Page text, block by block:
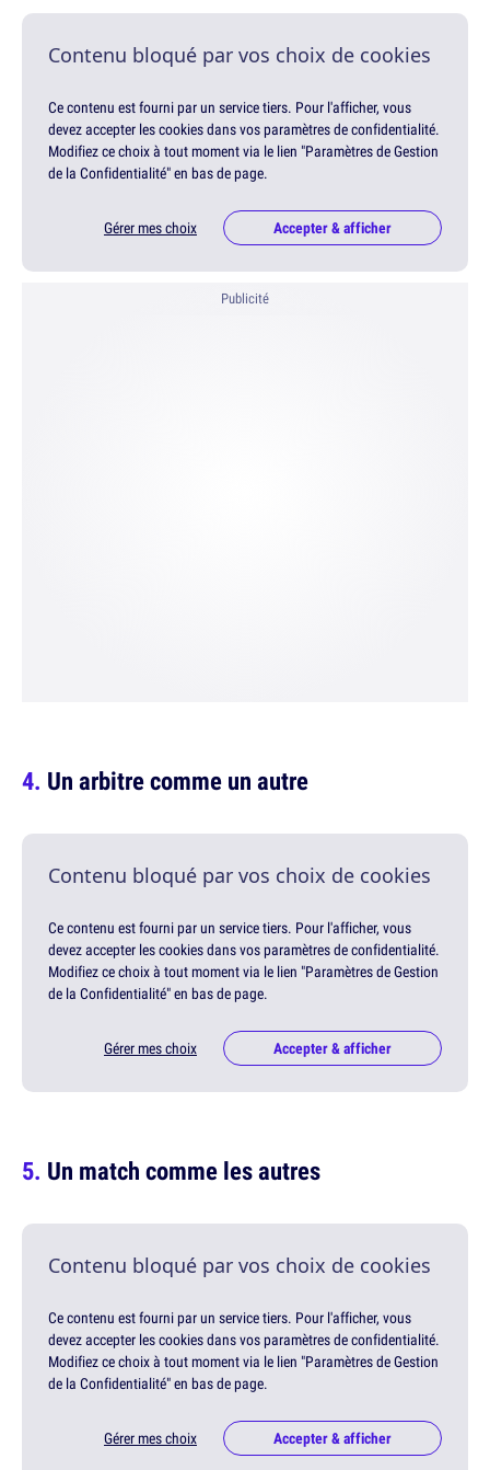
Contenu bloqué par vos choix de cookies
Ce contenu est fourni par un service tiers. Pour l'afficher, vous
devez accepter les cookies dans vos paramètres de confidentialité.
Modifiez ce choix à tout moment via le lien "Paramètres de Gestion
de la Confidentialité" en bas de page.
Gérer mes choix Accepter & afficher
Publicité
Un arbitre comme un autre
Contenu bloqué par vos choix de cookies
Ce contenu est fourni par un service tiers. Pour l'afficher, vous
devez accepter les cookies dans vos paramètres de confidentialité.
Modifiez ce choix à tout moment via le lien "Paramètres de Gestion
de la Confidentialité" en bas de page.
Gérer mes choix Accepter & afficher
Un match comme les autres
Contenu bloqué par vos choix de cookies
Ce contenu est fourni par un service tiers. Pour l'afficher, vous
devez accepter les cookies dans vos paramètres de confidentialité.
Modifiez ce choix à tout moment via le lien "Paramètres de Gestion
de la Confidentialité" en bas de page.
Gérer mes choix Accepter & afficher